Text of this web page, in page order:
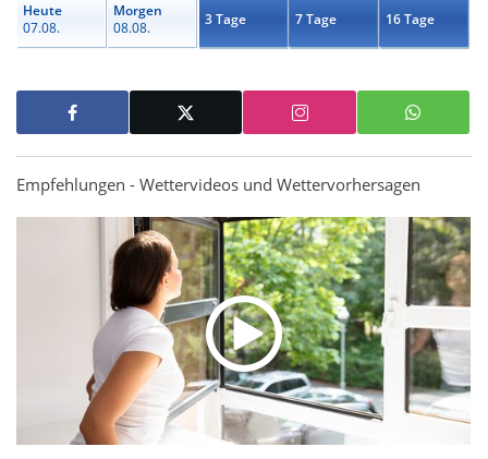
Heute
07.08.
Morgen
08.08.
3 Tage 7 Tage 16 Tage
Empfehlungen - Wettervideos und Wettervorhersagen